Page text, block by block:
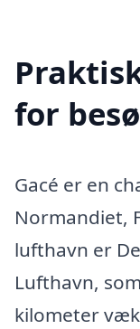
for
Gacé er en
Normandiet,
lufthavn er
Lufthavn,
kilometer